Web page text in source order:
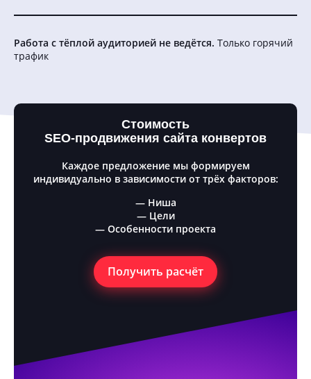
Работа с тёплой аудиторией не ведётся. Только горячий
трафик
Стоимость
SEO-продвижения сайта конвертов
Каждое предложение мы формируем
индивидуально в зависимости от трёх факторов:
— Ниша
— Цели
— Особенности проекта
Получить расчёт